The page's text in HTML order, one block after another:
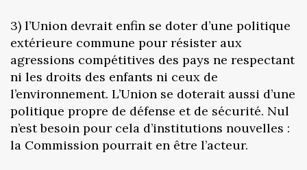
3) l’Union devrait enfin se doter d’une politique
extérieure commune pour résister aux
agressions compétitives des pays ne respectant
ni les droits des enfants ni ceux de
l’environnement. L’Union se doterait aussi d’une
politique propre de défense et de sécurité. Nul
n’est besoin pour cela d’institutions nouvelles :
la Commission pourrait en être l’acteur.